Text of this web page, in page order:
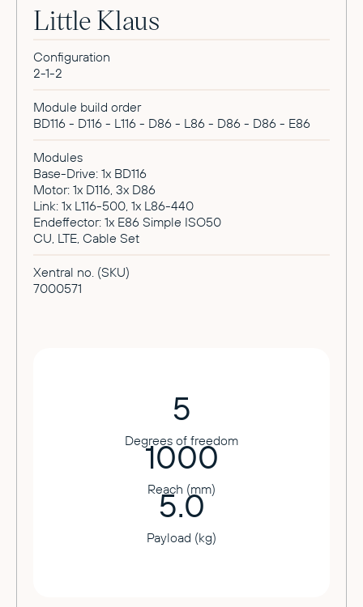
Little Klaus
Configuration
2-1-2
Module build order
BD116 - D116 - L116 - D86 - L86 - D86 - D86 - E86
Modules
Base-Drive: 1x BD116
Motor: 1x D116, 3x D86
Link: 1x L116-500, 1x L86-440
Endeffector: 1x E86 Simple ISO50
CU, LTE, Cable Set
Xentral no. (SKU)
7000571
5
Degrees of freedom
1000
Reach (mm)
5.0
Payload (kg)